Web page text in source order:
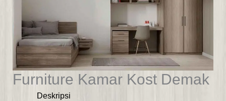
Furniture Kamar Kost Demak
Deskripsi